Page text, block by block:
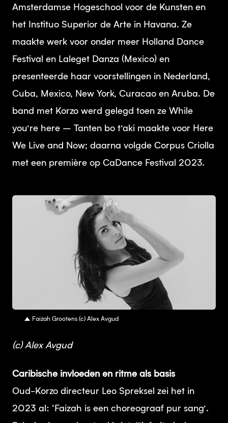
Amsterdamse Hogeschool voor de Kunsten en
het Instituo Superior de Arte in Havana. Ze
maakte werk voor onder meer Holland Dance
Festival en Laleget Danza (Mexico) en
presenteerde haar voorstellingen in Nederland,
Cuba, Mexico, New York, Curacao en Aruba. De
band met Korzo werd gelegd toen ze While
you’re here – Tanten bo t’aki maakte voor Here
We Live and Now; daarna volgde Corpus Criolla
met een première op CaDance Festival 2023.
Faizah Grootens (c) Alex Avgud
(c) Alex Avgud
Caribische invloeden en ritme als basis
Oud-Korzo directeur Leo Spreksel zei het in
2023 al: ‘Faizah is een choreograaf pur sang’.